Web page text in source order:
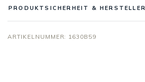
PRODUKTSICHERHEIT & HERSTELLER
ARTIKELNUMMER: 1630B59